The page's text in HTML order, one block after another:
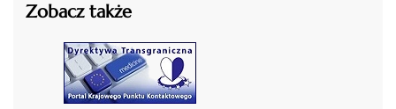
Zobacz także
czytaj więcej